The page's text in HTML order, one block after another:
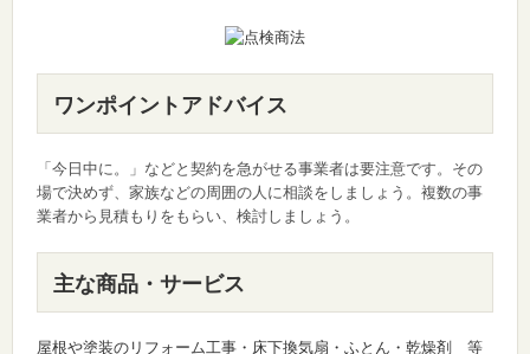
ワンポイントアドバイス
「今日中に。」などと契約を急がせる事業者は要注意です。その
場で決めず、家族などの周囲の人に相談をしましょう。複数の事
業者から見積もりをもらい、検討しましょう。
主な商品・サービス
屋根や塗装のリフォーム工事・床下換気扇・ふとん・乾燥剤 等